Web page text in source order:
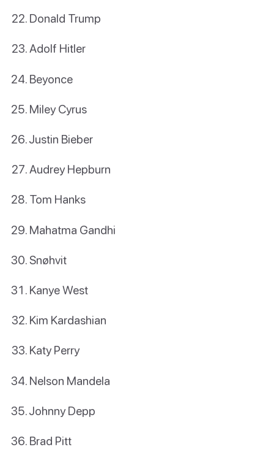
Donald Trump
Adolf Hitler
Beyonce
Miley Cyrus
Justin Bieber
Audrey Hepburn
Tom Hanks
Mahatma Gandhi
Snøhvit
Kanye West
Kim Kardashian
Katy Perry
Nelson Mandela
Johnny Depp
Brad Pitt